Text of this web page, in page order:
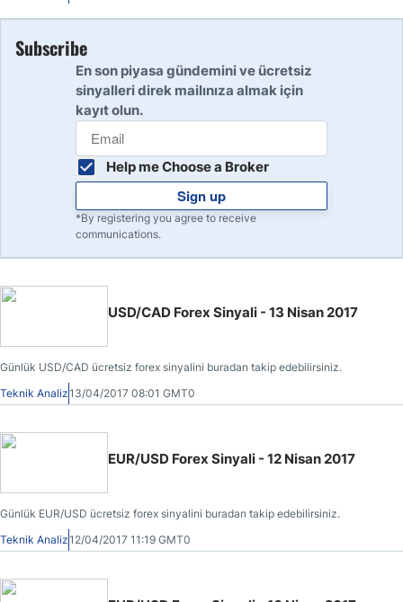
Subscribe
En son piyasa gündemini ve ücretsiz
sinyalleri direk mailınıza almak için
kayıt olun.
Help me Choose a Broker
Sign up
*By registering you agree to receive
communications.
USD/CAD Forex Sinyali - 13 Nisan 2017
Günlük USD/CAD ücretsiz forex sinyalini buradan takip edebilirsiniz.
Teknik Analiz13/04/2017 08:01 GMT0
EUR/USD Forex Sinyali - 12 Nisan 2017
Günlük EUR/USD ücretsiz forex sinyalini buradan takip edebilirsiniz.
Teknik Analiz12/04/2017 11:19 GMT0